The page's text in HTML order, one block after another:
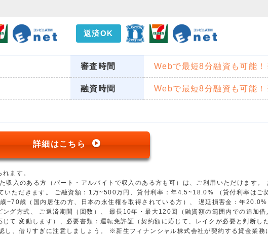
返済OK
審査時間 Webで最短8分融資も可能
融資時間 Webで最短8分融資も可能
詳細はこちら
ます。
入のある方（パート・アルバイトで収入のある方も可）は、ご利用いただけます。
いただきます。 ご融資額：1万~500万円、貸付利率：年4.5~18.0% （貸付利率はご
~70歳（国内居住の方、日本の永住権を取得されている方）、 遅延損害金：年
グ方式、 ご返済期間（回数）、 最長10年・最大120回（融資額の範囲内での追加借
て 変動します）、必要書類：運転免許証（契約額に応じて、レイクが必要と判断し
、借りすぎに注意しましょう。 ※新生フィナンシャル株式会社が契約する貸金業務